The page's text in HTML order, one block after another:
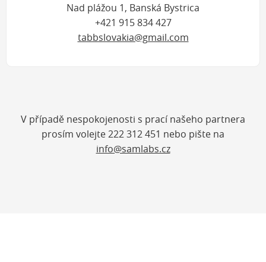
Nad plážou 1, Banská Bystrica
+421 915 834 427
tabbslovakia@gmail.com
V případě nespokojenosti s prací našeho partnera
prosím volejte 222 312 451 nebo pište na
info@samlabs.cz